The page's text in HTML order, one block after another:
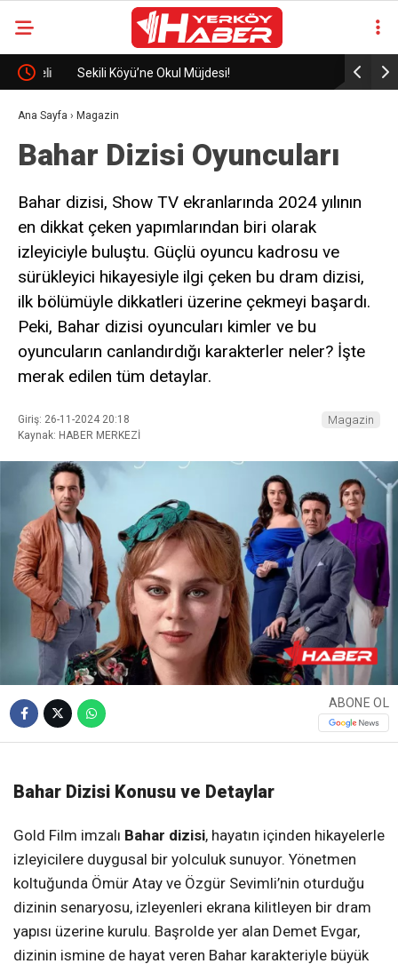
Sekili Köyü’ne Okul Müjdesi! 29 Yıllık
Ana Sayfa › Magazin
Bahar Dizisi Oyuncuları
Bahar dizisi, Show TV ekranlarında 2024 yılının
en dikkat çeken yapımlarından biri olarak
izleyiciyle buluştu. Güçlü oyuncu kadrosu ve
sürükleyici hikayesiyle ilgi çeken bu dram dizisi,
ilk bölümüyle dikkatleri üzerine çekmeyi başardı.
Peki, Bahar dizisi oyuncuları kimler ve bu
oyuncuların canlandırdığı karakterler neler? İşte
merak edilen tüm detaylar.
Giriş: 26-11-2024 20:18
Kaynak: HABER MERKEZİ
Magazin
ABONE OL
Bahar Dizisi Konusu ve Detaylar
Gold Film imzalı Bahar dizisi, hayatın içinden hikayelerle
izleyicilere duygusal bir yolculuk sunuyor. Yönetmen
koltuğunda Ömür Atay ve Özgür Sevimli’nin oturduğu
dizinin senaryosu, izleyenleri ekrana kilitleyen bir dram
yapısı üzerine kurulu. Başrolde yer alan Demet Evgar,
dizinin ismine de hayat veren Bahar karakteriyle büyük